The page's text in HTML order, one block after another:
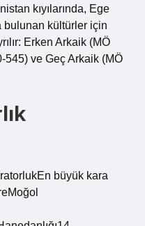
kıyılarında, Ege
bulunan kültürler için
Erken Arkaik (MÖ
545) ve Geç Arkaik (MÖ
büyük kara